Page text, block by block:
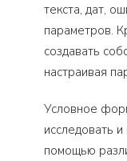
текста, дат,
параметров.
создавать
настраивая
Условное
исследовать
помощью